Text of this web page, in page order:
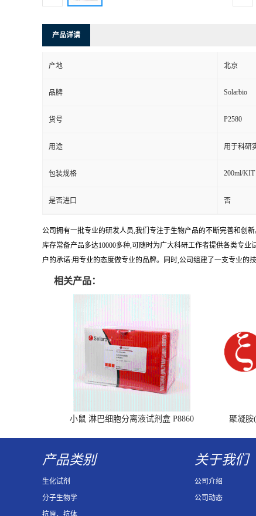
产品详请
产地 北京
品牌 Solarbio
货号 P2580
用途 用于科研
包装规格 200ml/KIT
是否进口 否
公司拥有一批专业的研发人员,我们专注于生物产品的不断完善和创
库存常备产品多达10000多种,可随时为广大科研工作者提供各类专
户的承诺:用专业的态度做专业的品牌。同时,公司组建了一支专业的
相关产品：
小鼠 淋巴细胞分离液试剂盒 P8860 聚凝胺
产品类别
生化试剂
分子生物学
抗原、抗体
关于我们
公司介绍
公司动态